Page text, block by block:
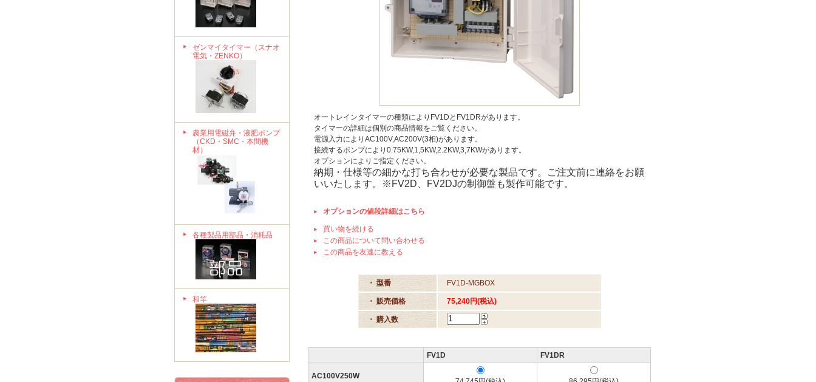
ゼンマイタイマー（スナオ
電気・ZENKO）
農業用電磁弁・液肥ポンプ
（CKD・SMC・本間機
材）
各種製品用部品・消耗品
和竿
オートレインタイマーの種類によりFV1DとFV1DRがあります。
タイマーの詳細は個別の商品情報をご覧ください。
電源入力によりAC100V,AC200V(3相)があります。
接続するポンプにより0.75KW,1,5KW,2.2KW,3,7KWがあります。
オプションによりご指定ください。
納期・仕様等の細かな打ち合わせが必要な製品です。ご注文前に連絡をお願
いいたします。※FV2D、FV2DJの制御盤も製作可能です。
オプションの値段詳細はこちら
買い物を続ける
この商品について問い合わせる
この商品を友達に教える
・ 型番 FV1D-MGBOX
・ 販売価格 75,240円(税込)
・ 購入数
FV1D FV1DR
AC100V250W